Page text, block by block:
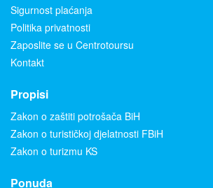
Sigurnost plaćanja
Politika privatnosti
Zaposlite se u Centrotoursu
Kontakt
Propisi
Zakon o zaštiti potrošača BiH
Zakon o turističkoj djelatnosti FBiH
Zakon o turizmu KS
Ponuda